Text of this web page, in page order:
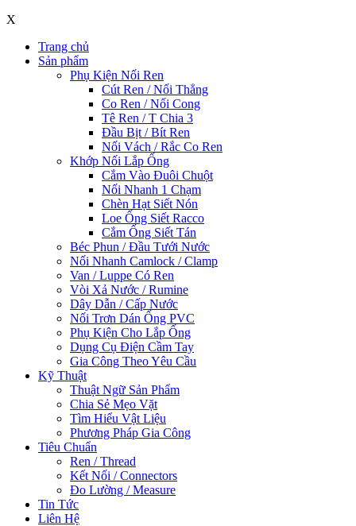
X
Trang chủ
Sản phẩm
Phụ Kiện Nối Ren
Cút Ren / Nối Thẳng
Co Ren / Nối Cong
Tê Ren / T Chia 3
Đầu Bịt / Bít Ren
Nối Vách / Rắc Co Ren
Khớp Nối Lắp Ống
Cắm Vào Đuôi Chuột
Nối Nhanh 1 Chạm
Chèn Hạt Siết Nón
Loe Ống Siết Racco
Cắm Ống Siết Tán
Béc Phun / Đầu Tưới Nước
Nối Nhanh Camlock / Clamp
Van / Luppe Có Ren
Vòi Xả Nước / Rumine
Dây Dẫn / Cấp Nước
Nối Trơn Dán Ống PVC
Phụ Kiện Cho Lắp Ống
Dụng Cụ Điện Cầm Tay
Gia Công Theo Yêu Cầu
Kỹ Thuật
Thuật Ngữ Sản Phẩm
Chia Sẻ Mẹo Vặt
Tìm Hiểu Vật Liệu
Phương Pháp Gia Công
Tiêu Chuẩn
Ren / Thread
Kết Nối / Connectors
Đo Lường / Measure
Tin Tức
Liên Hệ